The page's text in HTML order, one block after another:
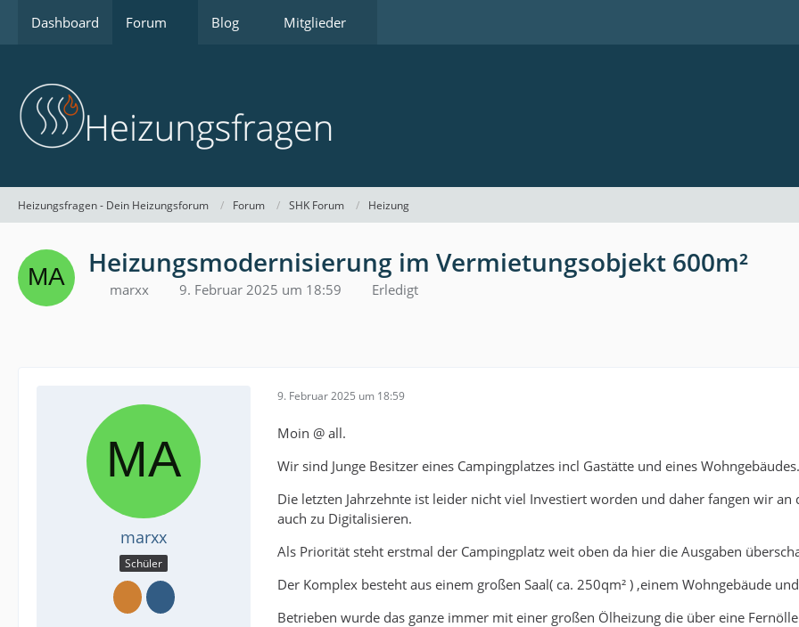
Dashboard Forum Blog Mitglieder
Heizungsfragen - Dein Heizungsforum Forum SHK Forum Heizung
Heizungsmodernisierung im Vermietungsobjekt 600m²
marxx 9. Februar 2025 um 18:59 Erledigt
marxx
Schüler
9. Februar 2025 um 18:59
Moin @ all.
Wir sind Junge Besitzer eines Campingplatzes incl Gastätte und eines Wohngebäudes.
Die letzten Jahrzehnte ist leider nicht viel Investiert worden und daher fangen wir
auch zu Digitalisieren.
Als Priorität steht erstmal der Campingplatz weit oben da hier die Ausgaben
Der Komplex besteht aus einem großen Saal( ca. 250qm² ) ,einem Wohngebäude
Betrieben wurde das ganze immer mit einer großen Ölheizung die über eine